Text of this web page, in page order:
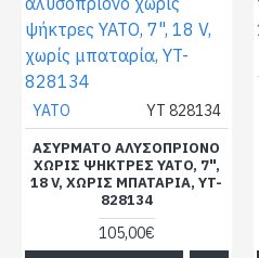
YATO YT 828134
ΑΣΎΡΜΑΤΟ ΑΛΥΣΟΠΡΊΟΝΟ
ΧΩΡΊΣ ΨΉΚΤΡΕΣ YATO, 7",
18 V, ΧΩΡΊΣ ΜΠΑΤΑΡΊΑ, YT-
828134
105,00€